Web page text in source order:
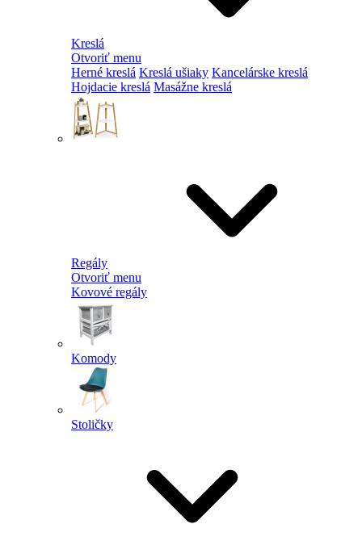
Kreslá
Otvoriť menu
Herné kreslá Kreslá ušiaky Kancelárske kreslá
Hojdacie kreslá Masážne kreslá
Regály
Otvoriť menu
Kovové regály
Komody
Stoličky